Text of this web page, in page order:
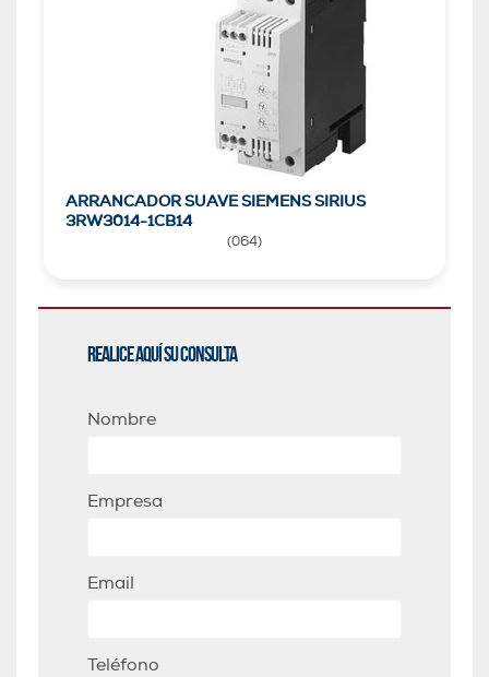
ARRANCADOR SUAVE SIEMENS SIRIUS
3RW3014-1CB14
(064)
Realice aquí su consulta
Nombre
Empresa
Email
Teléfono